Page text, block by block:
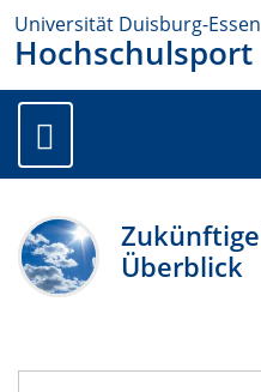
Universität Duisburg-Essen
Hochschulsport
Überblick